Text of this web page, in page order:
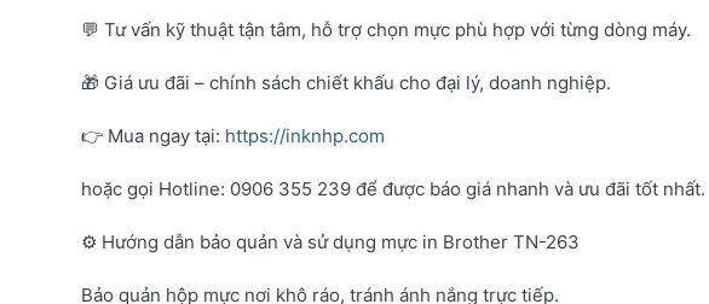
💬 Tư vấn kỹ thuật tận tâm, hỗ trợ chọn mực phù hợp với từng dòng máy.
🎁 Giá ưu đãi – chính sách chiết khấu cho đại lý, doanh nghiệp.
👉 Mua ngay tại: https://inknhp.com
hoặc gọi Hotline: 0906 355 239 để được báo giá nhanh và ưu đãi tốt nhất.
⚙️ Hướng dẫn bảo quản và sử dụng mực in Brother TN-263
Bảo quản hộp mực nơi khô ráo, tránh ánh nắng trực tiếp.